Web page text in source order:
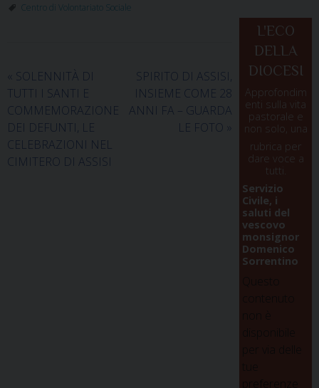
Centro di Volontariato Sociale
« SOLENNITÀ DI
TUTTI I SANTI E
COMMEMORAZIONE
DEI DEFUNTI, LE
CELEBRAZIONI NEL
CIMITERO DI ASSISI
SPIRITO DI ASSISI,
INSIEME COME 28
ANNI FA – GUARDA
LE FOTO »
L'ECO
DELLA
DIOCESI
Approfondim
enti sulla vita
pastorale e
non solo, una
rubrica per
dare voce a
tutti.
Servizio
Civile, i
saluti del
vescovo
monsignor
Domenico
Sorrentino